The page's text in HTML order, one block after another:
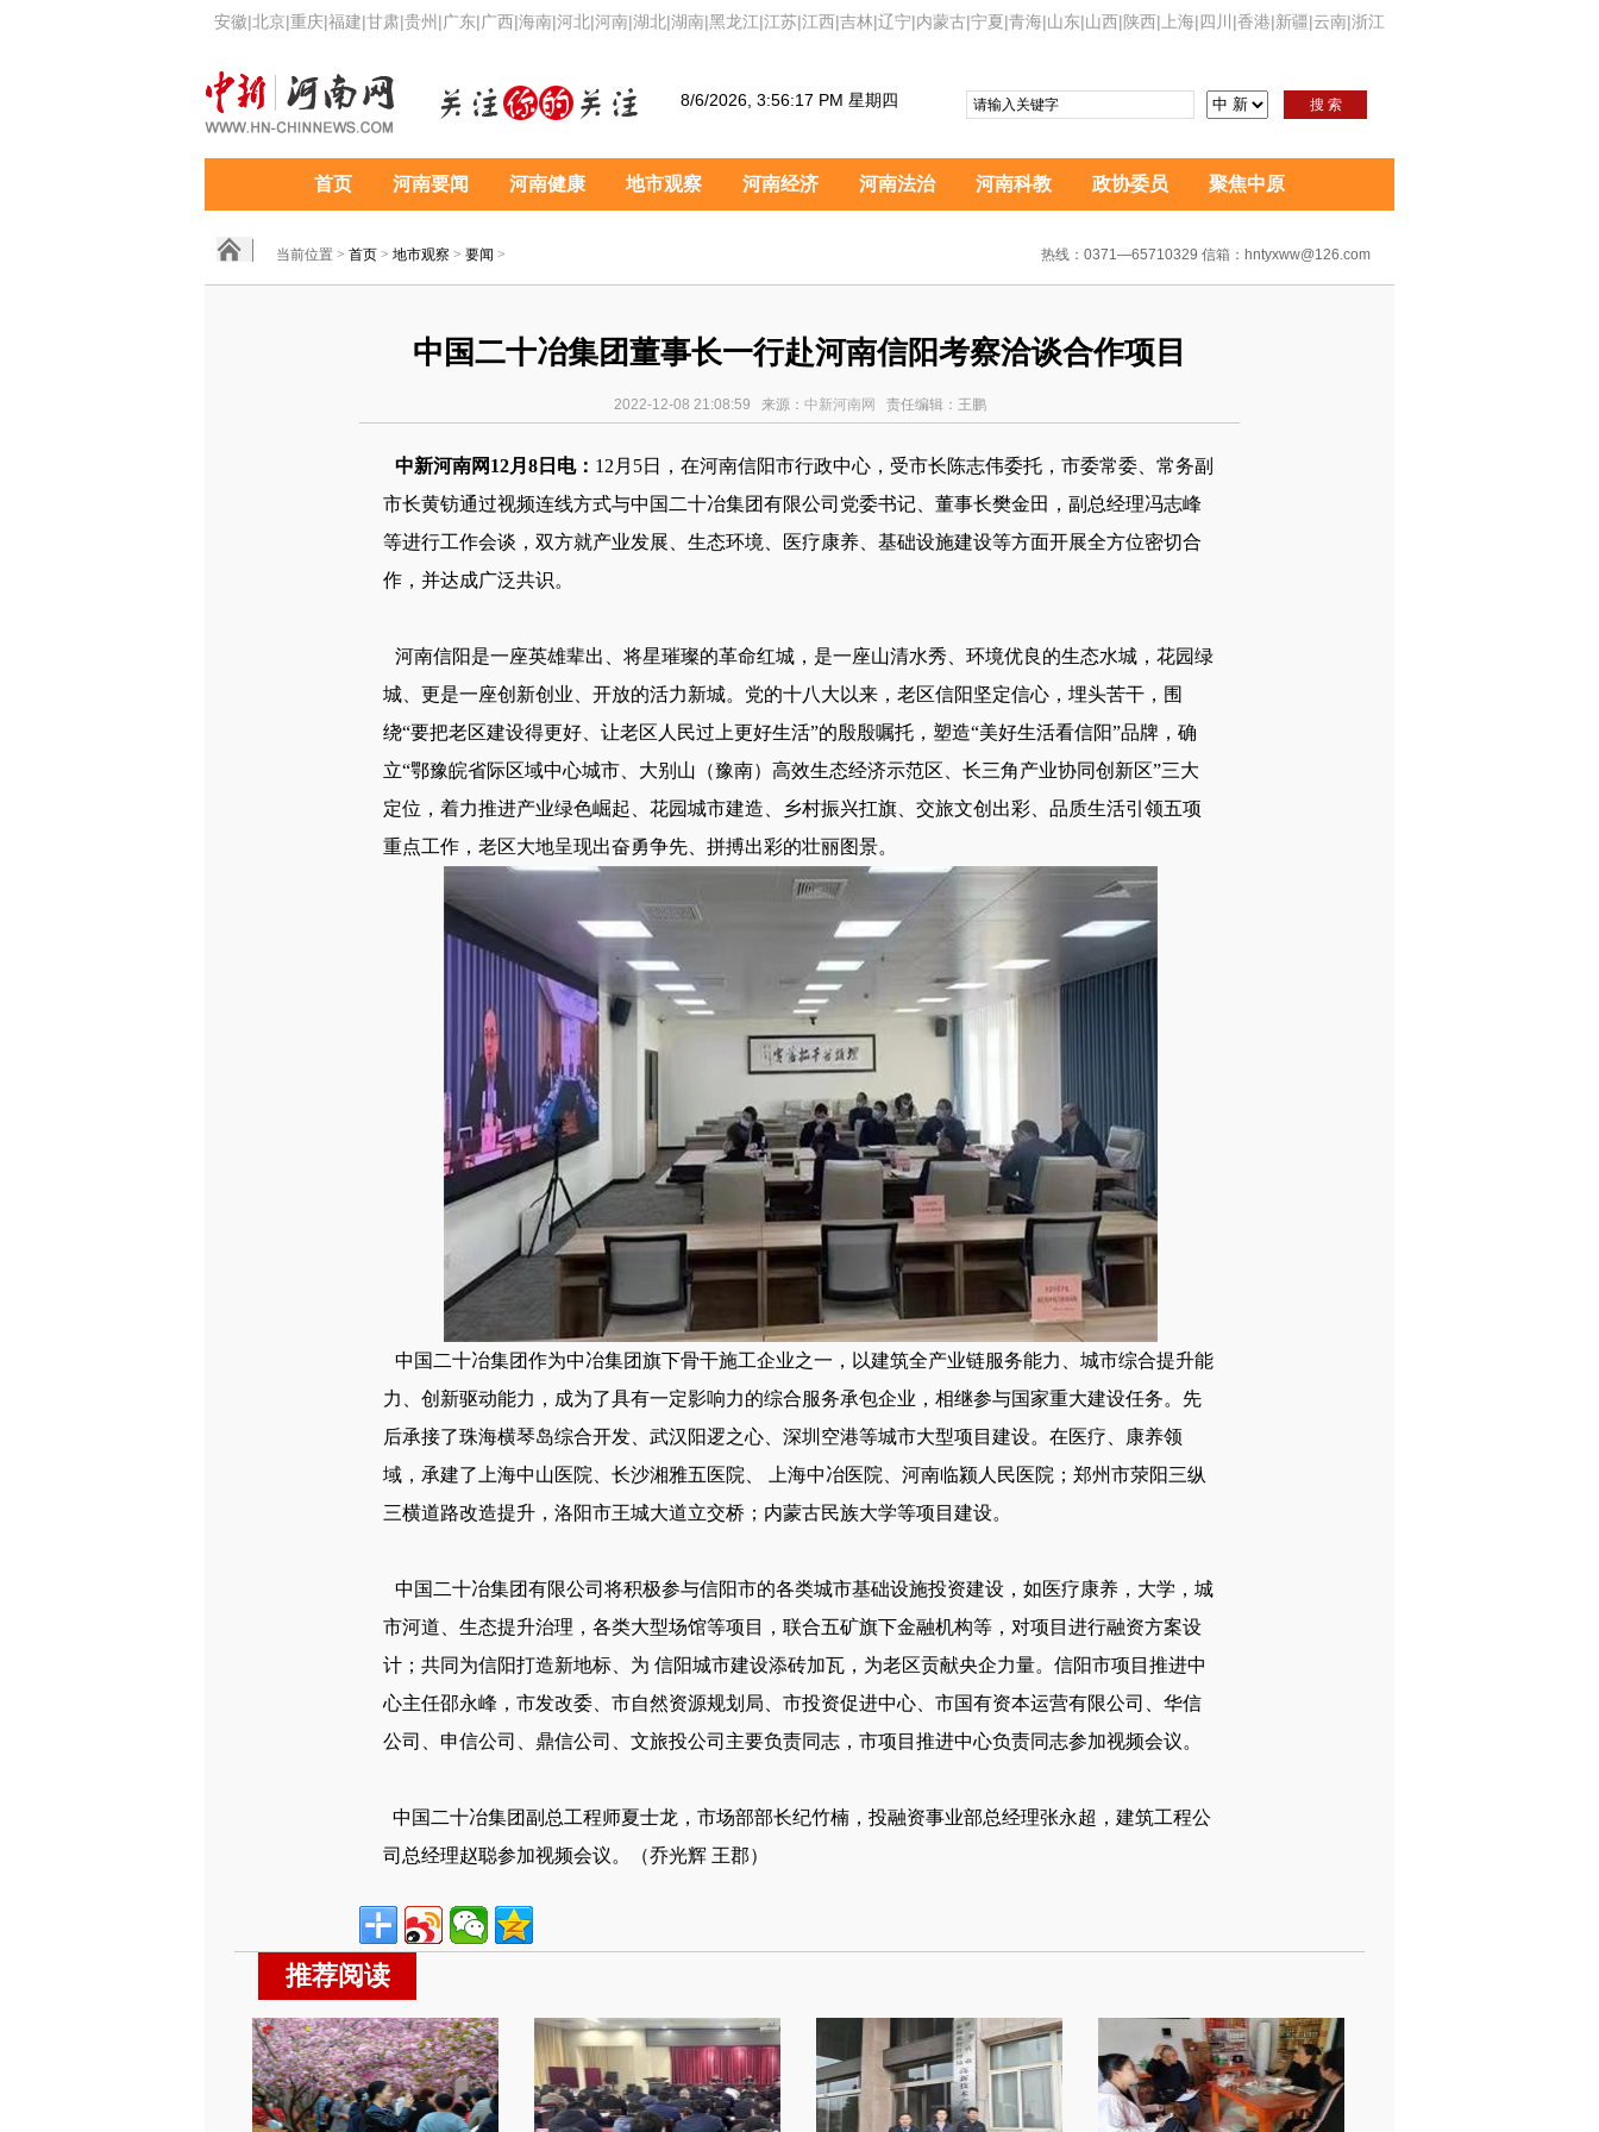
安徽|北京|重庆|福建|甘肃|贵州 |广东|广西|海南|河北|河南|湖北|湖南|黑龙江|江苏|江西|吉林|辽宁|内蒙古|宁夏|青海|山东|山西|陕西| 上海|四川 |香港|新疆|云南|浙江
8/6/2026, 3:56:18 PM 星期四 搜 索
首页 河南要闻 河南健康 地市观察 河南经济 河南法治 河南科教 政协委员 聚焦中原
当前位置 > 首页 > 地市观察 > 要闻 > 热线：0371—65710329 信箱：hntyxww@126.com
中国二十冶集团董事长一行赴河南信阳考察洽谈合作项目
2022-12-08 21:08:59 来源： 中新河南网 责任编辑：王鹏
中新河南网12月8日电： 12月5日，在河南信阳市行政中心，受市长陈志伟委托，市委常委、常务副
市长黄钫通过视频连线方式与中国二十冶集团有限公司党委书记、董事长樊金田，副总经理冯志峰
等进行工作会谈，双方就产业发展、生态环境、医疗康养、基础设施建设等方面开展全方位密切合
作，并达成广泛共识。
河南信阳是一座英雄辈出、将星璀璨的革命红城，是一座山清水秀、环境优良的生态水城，花园绿
城、更是一座创新创业、开放的活力新城。党的十八大以来，老区信阳坚定信心，埋头苦干，围
绕“要把老区建设得更好、让老区人民过上更好生活”的殷殷嘱托，塑造“美好生活看信阳”品牌，确
立“鄂豫皖省际区域中心城市、大别山（豫南）高效生态经济示范区、长三角产业协同创新区”三大
定位，着力推进产业绿色崛起、花园城市建造、乡村振兴扛旗、交旅文创出彩、品质生活引领五项
重点工作，老区大地呈现出奋勇争先、拼搏出彩的壮丽图景。
中国二十冶集团作为中冶集团旗下骨干施工企业之一，以建筑全产业链服务能力、城市综合提升能
力、创新驱动能力，成为了具有一定影响力的综合服务承包企业，相继参与国家重大建设任务。先
后承接了珠海横琴岛综合开发、武汉阳逻之心、深圳空港等城市大型项目建设。在医疗、康养领
域，承建了上海中山医院、长沙湘雅五医院、 上海中冶医院、河南临颍人民医院；郑州市荥阳三纵
三横道路改造提升，洛阳市王城大道立交桥；内蒙古民族大学等项目建设。
中国二十冶集团有限公司将积极参与信阳市的各类城市基础设施投资建设，如医疗康养，大学，城
市河道、生态提升治理，各类大型场馆等项目，联合五矿旗下金融机构等，对项目进行融资方案设
计；共同为信阳打造新地标、为 信阳城市建设添砖加瓦，为老区贡献央企力量。信阳市项目推进中
心主任邵永峰，市发改委、市自然资源规划局、市投资促进中心、市国有资本运营有限公司、华信
公司、申信公司、鼎信公司、文旅投公司主要负责同志，市项目推进中心负责同志参加视频会议。
中国二十冶集团副总工程师夏士龙，市场部部长纪竹楠，投融资事业部总经理张永超，建筑工程公
司总经理赵聪参加视频会议。（乔光辉 王郡）
推荐阅读